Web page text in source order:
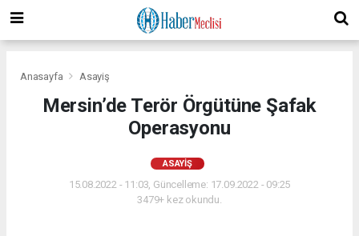
Anasayfa Asayiş
Mersin’de Terör Örgütüne Şafak
Operasyonu
ASAYIŞ
15.08.2022 - 11:03, Güncelleme: 17.09.2022 - 09:25
3479+ kez okundu.